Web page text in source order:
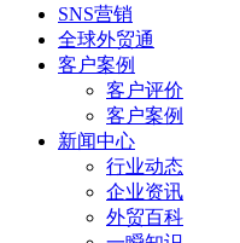
SNS营销
全球外贸通
客户案例
客户评价
客户案例
新闻中心
行业动态
企业资讯
外贸百科